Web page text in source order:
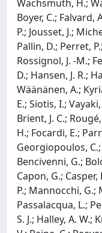
Wachsmuth, H.;
Boyer, C.; Falvard,
P.; Jousset, J.;
Pallin, D.; Perret,
Rossignol, J. -M.;
D.; Hansen, J. R.;
Wäänänen, A.;
E.; Siotis, I.;
Brient, J. C.;
H.; Focardi, E.;
Georgiopoulos, C.;
Bencivenni, G.;
Capon, G.;
P.; Mannocchi, G.;
Passalacqua, L.;
S. J.; Halley, A. W.;